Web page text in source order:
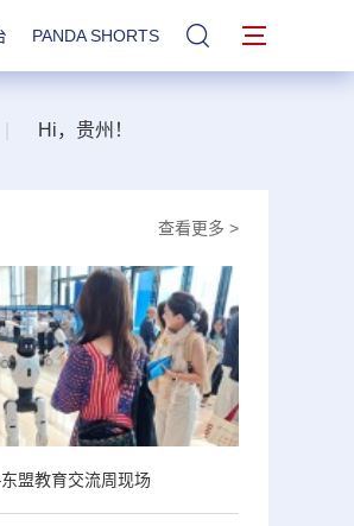
PANDA SHORTS 站内搜索
Hi，贵州！
查看更多 >
盟教育交流周现场